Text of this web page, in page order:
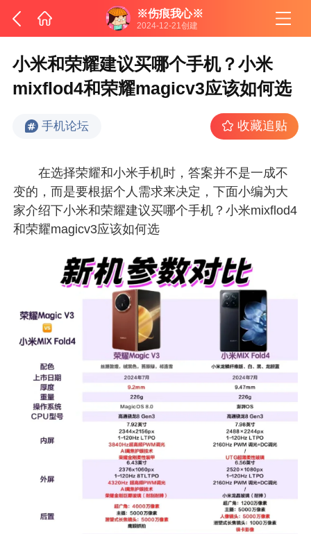
※伤痕我心※
2024-12-21创建
小米和荣耀建议买哪个手机？小米
mixflod4和荣耀magicv3应该如何选
手机论坛 收藏追贴
在选择荣耀和小米手机时，答案并不是一成不
变的，而是要根据个人需求来决定，下面小编为大
家介绍下小米和荣耀建议买哪个手机？小米mixflod4
和荣耀magicv3应该如何选